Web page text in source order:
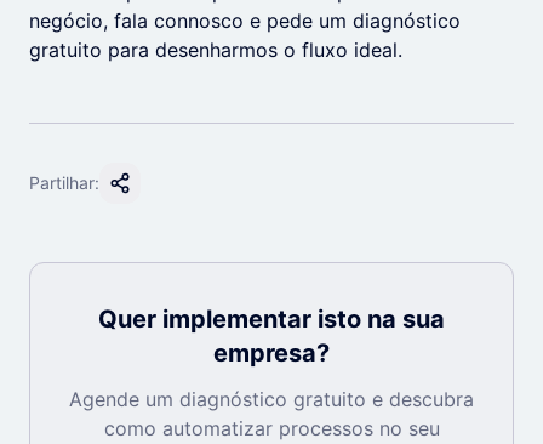
negócio, fala connosco e pede um diagnóstico
gratuito para desenharmos o fluxo ideal.
Partilhar:
Quer implementar isto na sua
empresa?
Agende um diagnóstico gratuito e descubra
como automatizar processos no seu